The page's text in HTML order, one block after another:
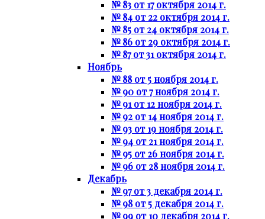
№ 83 от 17 октября 2014 г.
№ 84 от 22 октября 2014 г.
№ 85 от 24 октября 2014 г.
№ 86 от 29 октября 2014 г.
№ 87 от 31 октября 2014 г.
Ноябрь
№ 88 от 5 ноября 2014 г.
№ 90 от 7 ноября 2014 г.
№ 91 от 12 ноября 2014 г.
№ 92 от 14 ноября 2014 г.
№ 93 от 19 ноября 2014 г.
№ 94 от 21 ноября 2014 г.
№ 95 от 26 ноября 2014 г.
№ 96 от 28 ноября 2014 г.
Декабрь
№ 97 от 3 декабря 2014 г.
№ 98 от 5 декабря 2014 г.
№ 99 от 10 декабря 2014 г.